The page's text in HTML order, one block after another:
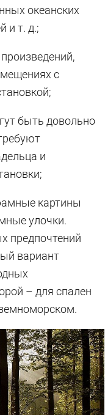
океанских
и т. д.;
с
быть довольно
и
картины
улочки.
предпочтений
вариант
– для спален